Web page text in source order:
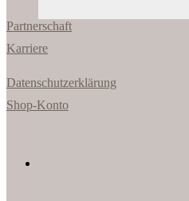
Partnerschaft
Karriere
Datenschutzerklärung
Shop-Konto